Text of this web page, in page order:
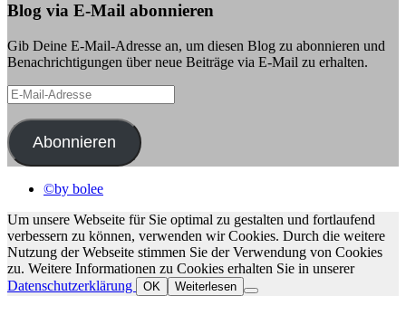
Blog via E-Mail abonnieren
Gib Deine E-Mail-Adresse an, um diesen Blog zu abonnieren und
Benachrichtigungen über neue Beiträge via E-Mail zu erhalten.
E-
Mail-
Adresse
Abonnieren
©by bolee
Um unsere Webseite für Sie optimal zu gestalten und fortlaufend
verbessern zu können, verwenden wir Cookies. Durch die weitere
Nutzung der Webseite stimmen Sie der Verwendung von Cookies
zu. Weitere Informationen zu Cookies erhalten Sie in unserer
Datenschutzerklärung
OK Weiterlesen